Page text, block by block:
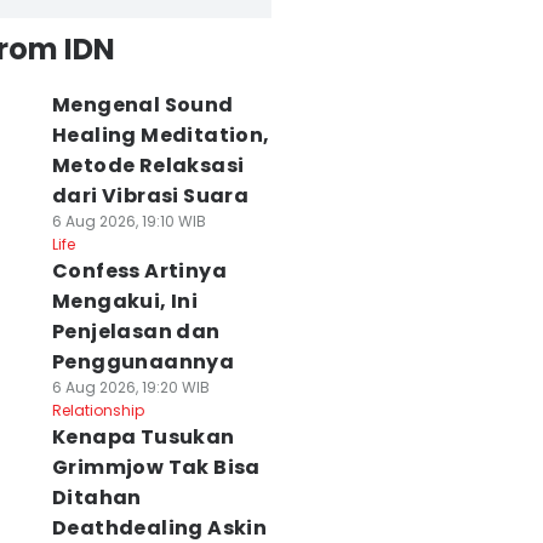
IDN
Mengenal Sound
Healing Meditation,
Metode Relaksasi
dari Vibrasi Suara
6 Aug 2026, 19:10 WIB
Life
Confess Artinya
Mengakui, Ini
Penjelasan dan
Penggunaannya
6 Aug 2026, 19:20 WIB
Relationship
Kenapa Tusukan
Grimmjow Tak Bisa
Ditahan
Deathdealing Askin